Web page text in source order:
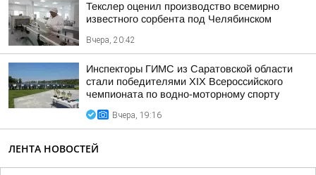
Текслер оценил производство всемирно
известного сорбента под Челябинском
Вчера, 20:42
Инспекторы ГИМС из Саратовской области
стали победителями XIX Всероссийского
чемпионата по водно-моторному спорту
Вчера, 19:16
ЛЕНТА НОВОСТЕЙ